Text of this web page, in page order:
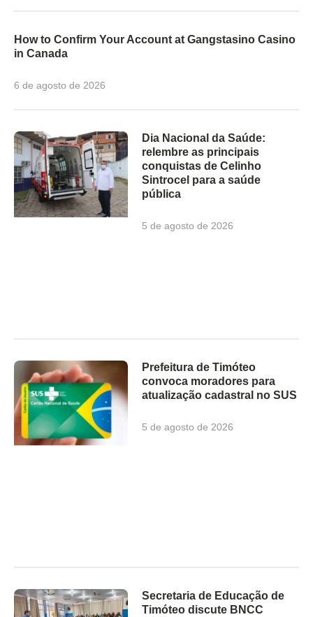
How to Confirm Your Account at Gangstasino Casino
in Canada
6 de agosto de 2026
Dia Nacional da Saúde:
relembre as principais
conquistas de Celinho
Sintrocel para a saúde
pública
5 de agosto de 2026
Prefeitura de Timóteo
convoca moradores para
atualização cadastral no SUS
5 de agosto de 2026
Secretaria de Educação de
Timóteo discute BNCC